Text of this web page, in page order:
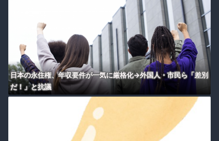
日本の永住権、年収要件が一気に厳格化→外国人・市民ら「差別
だ！」と抗議